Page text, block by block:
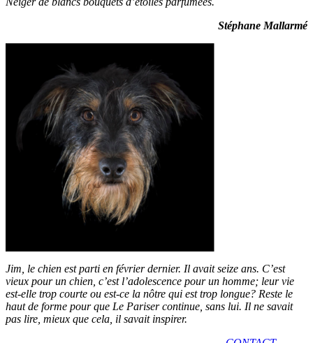
Stéphane Mallarmé
Jim, le chien est parti en février dernier. Il avait seize ans. C’est
vieux pour un chien, c’est l’adolescence pour un homme; leur vie
est-elle trop courte ou est-ce la nôtre qui est trop longue? Reste le
haut de forme pour que Le Pariser continue, sans lui. Il ne savait
pas lire, mieux que cela, il savait inspirer.